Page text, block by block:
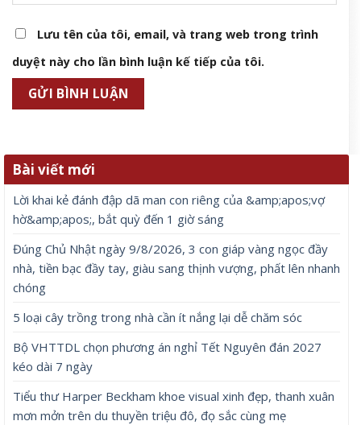
Lưu tên của tôi, email, và trang web trong trình
duyệt này cho lần bình luận kế tiếp của tôi.
Bài viết mới
Lời khai kẻ đánh đập dã man con riêng của &amp;apos;vợ
hờ&amp;apos;, bắt quỳ đến 1 giờ sáng
Đúng Chủ Nhật ngày 9/8/2026, 3 con giáp vàng ngọc đầy
nhà, tiền bạc đầy tay, giàu sang thịnh vượng, phất lên nhanh
chóng
5 loại cây trồng trong nhà cần ít nắng lại dễ chăm sóc
Bộ VHTTDL chọn phương án nghỉ Tết Nguyên đán 2027
kéo dài 7 ngày
Tiểu thư Harper Beckham khoe visual xinh đẹp, thanh xuân
mơn mởn trên du thuyền triệu đô, đọ sắc cùng mẹ